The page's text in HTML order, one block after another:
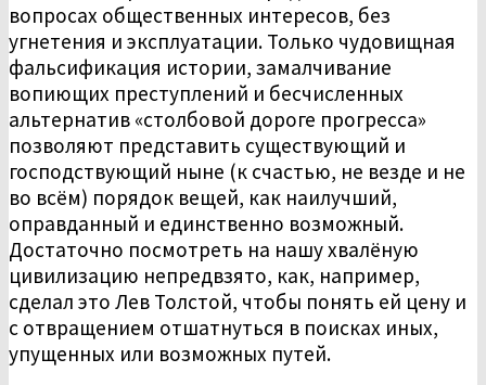
вопросах общественных интересов, без
угнетения и эксплуатации. Только чудовищная
фальсификация истории, замалчивание
вопиющих преступлений и бесчисленных
альтернатив «столбовой дороге прогресса»
позволяют представить существующий и
господствующий ныне (к счастью, не везде и не
во всём) порядок вещей, как наилучший,
оправданный и единственно возможный.
Достаточно посмотреть на нашу хвалёную
цивилизацию непредвзято, как, например,
сделал это Лев Толстой, чтобы понять ей цену и
с отвращением отшатнуться в поисках иных,
упущенных или возможных путей.